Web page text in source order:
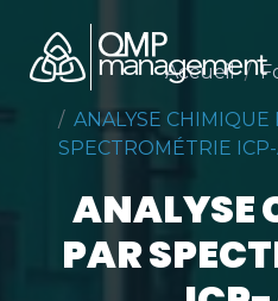
Accueil
ANALYSE CHIMIQUE
SPECTROMÉTRIE
ANALYSE
PAR